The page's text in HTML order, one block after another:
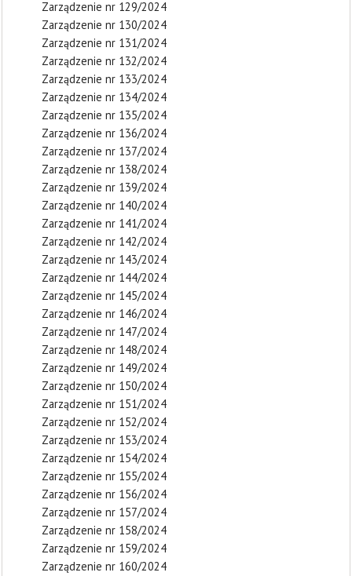
Zarządzenie nr 129/2024
Zarządzenie nr 130/2024
Zarządzenie nr 131/2024
Zarządzenie nr 132/2024
Zarządzenie nr 133/2024
Zarządzenie nr 134/2024
Zarządzenie nr 135/2024
Zarządzenie nr 136/2024
Zarządzenie nr 137/2024
Zarządzenie nr 138/2024
Zarządzenie nr 139/2024
Zarządzenie nr 140/2024
Zarządzenie nr 141/2024
Zarządzenie nr 142/2024
Zarządzenie nr 143/2024
Zarządzenie nr 144/2024
Zarządzenie nr 145/2024
Zarządzenie nr 146/2024
Zarządzenie nr 147/2024
Zarządzenie nr 148/2024
Zarządzenie nr 149/2024
Zarządzenie nr 150/2024
Zarządzenie nr 151/2024
Zarządzenie nr 152/2024
Zarządzenie nr 153/2024
Zarządzenie nr 154/2024
Zarządzenie nr 155/2024
Zarządzenie nr 156/2024
Zarządzenie nr 157/2024
Zarządzenie nr 158/2024
Zarządzenie nr 159/2024
Zarządzenie nr 160/2024